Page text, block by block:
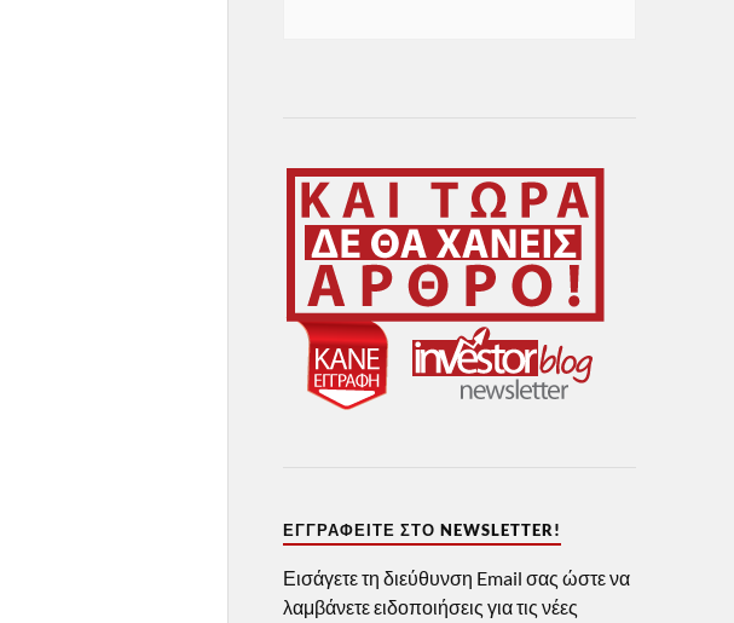
ΕΓΓΡΑΦΕΊΤΕ ΣΤΟ NEWSLETTER!
Εισάγετε τη διεύθυνση Email σας ώστε να
λαμβάνετε ειδοποιήσεις για τις νέες